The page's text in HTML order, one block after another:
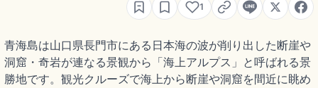
1
青海島は山口県長門市にある日本海の波が削り出した断崖や
洞窟・奇岩が連なる景観から「海上アルプス」と呼ばれる景
勝地です。観光クルーズで海上から断崖や洞窟を間近に眺め